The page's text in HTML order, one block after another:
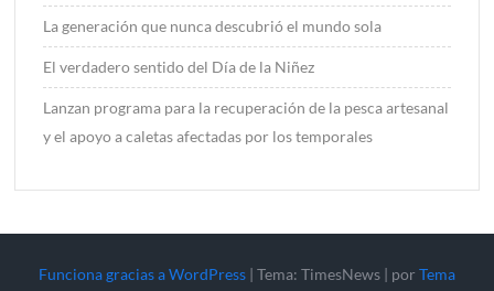
La generación que nunca descubrió el mundo sola
El verdadero sentido del Día de la Niñez
Lanzan programa para la recuperación de la pesca artesanal
y el apoyo a caletas afectadas por los temporales
Funciona gracias a WordPress | Tema: TimesNews | por Tema